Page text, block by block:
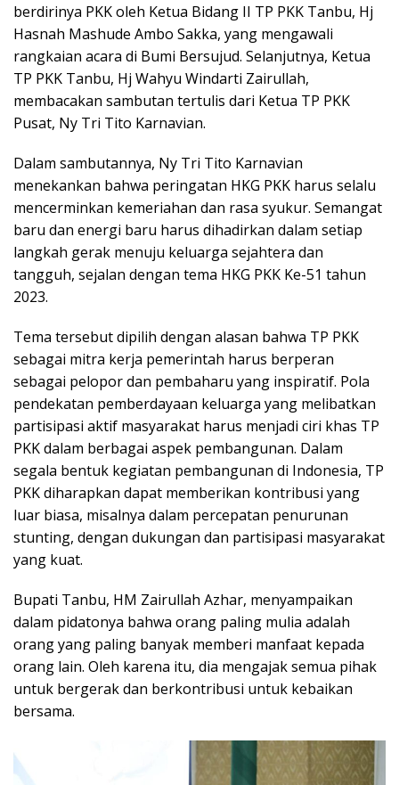
berdirinya PKK oleh Ketua Bidang II TP PKK Tanbu, Hj
Hasnah Mashude Ambo Sakka, yang mengawali
rangkaian acara di Bumi Bersujud. Selanjutnya, Ketua
TP PKK Tanbu, Hj Wahyu Windarti Zairullah,
membacakan sambutan tertulis dari Ketua TP PKK
Pusat, Ny Tri Tito Karnavian.
Dalam sambutannya, Ny Tri Tito Karnavian
menekankan bahwa peringatan HKG PKK harus selalu
mencerminkan kemeriahan dan rasa syukur. Semangat
baru dan energi baru harus dihadirkan dalam setiap
langkah gerak menuju keluarga sejahtera dan
tangguh, sejalan dengan tema HKG PKK Ke-51 tahun
2023.
Tema tersebut dipilih dengan alasan bahwa TP PKK
sebagai mitra kerja pemerintah harus berperan
sebagai pelopor dan pembaharu yang inspiratif. Pola
pendekatan pemberdayaan keluarga yang melibatkan
partisipasi aktif masyarakat harus menjadi ciri khas TP
PKK dalam berbagai aspek pembangunan. Dalam
segala bentuk kegiatan pembangunan di Indonesia, TP
PKK diharapkan dapat memberikan kontribusi yang
luar biasa, misalnya dalam percepatan penurunan
stunting, dengan dukungan dan partisipasi masyarakat
yang kuat.
Bupati Tanbu, HM Zairullah Azhar, menyampaikan
dalam pidatonya bahwa orang paling mulia adalah
orang yang paling banyak memberi manfaat kepada
orang lain. Oleh karena itu, dia mengajak semua pihak
untuk bergerak dan berkontribusi untuk kebaikan
bersama.